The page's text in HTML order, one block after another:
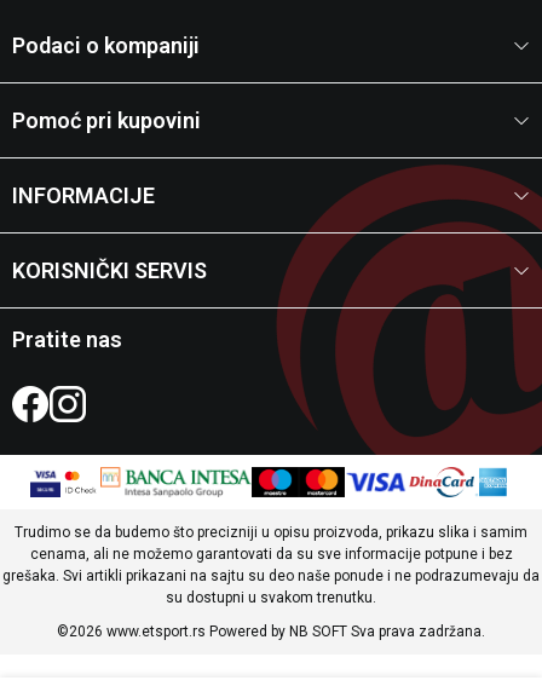
Podaci o kompaniji
Pomoć pri kupovini
INFORMACIJE
KORISNIČKI SERVIS
Pratite nas
Trudimo se da budemo što precizniji u opisu proizvoda, prikazu slika i samim
cenama, ali ne možemo garantovati da su sve informacije potpune i bez
grešaka. Svi artikli prikazani na sajtu su deo naše ponude i ne podrazumevaju da
su dostupni u svakom trenutku.
©2026 www.etsport.rs Powered by NB SOFT Sva prava zadržana.